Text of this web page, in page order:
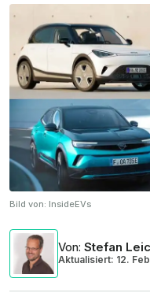
Bild von: InsideEVs
Von: Stefan
Aktualisiert: 12.